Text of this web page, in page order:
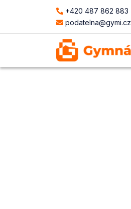
+420 487 862 883
podatelna@gymi.cz